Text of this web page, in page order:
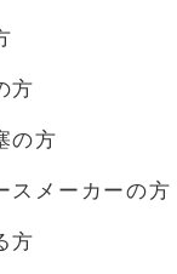
方
の方
スメーカーの方
方